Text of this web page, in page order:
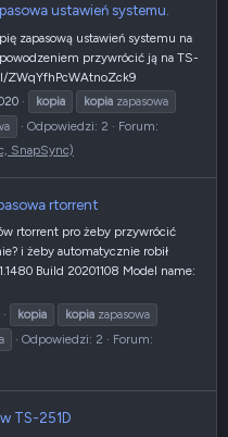
ustawień systemu.
zapasową ustawień systemu na
przywrócić ją na TS-
ZWqYfhPcWAtnoZck9
kopia kopia zapasowa
Odpowiedzi: 2
Forum:
SnapSync)
rtorrent
rtorrent pro żeby przywrócić
i żeby automatycznie robił
Build 20201108 Model name:
kopia kopia zapasowa
Odpowiedzi: 2
Forum:
TS-251D